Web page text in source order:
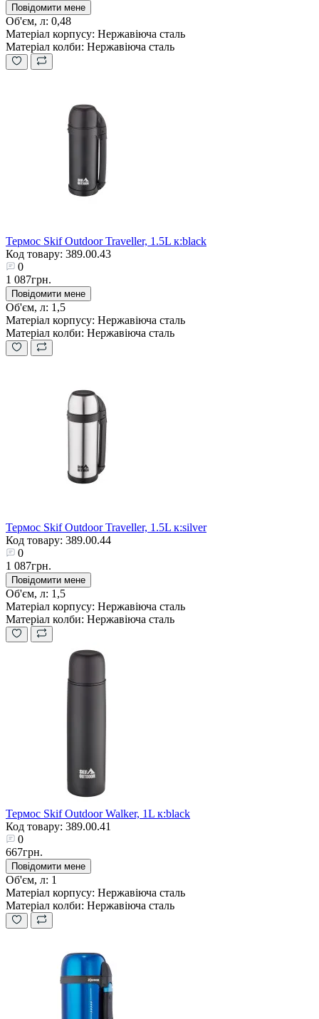
Повідомити мене
Об'єм, л: 0,48
Матеріал корпусу: Нержавіюча сталь
Матеріал колби: Нержавіюча сталь
Термос Skif Outdoor Traveller, 1.5L к:black
Код товару: 389.00.43
0
1 087грн.
Повідомити мене
Об'єм, л: 1,5
Матеріал корпусу: Нержавіюча сталь
Матеріал колби: Нержавіюча сталь
Термос Skif Outdoor Traveller, 1.5L к:silver
Код товару: 389.00.44
0
1 087грн.
Повідомити мене
Об'єм, л: 1,5
Матеріал корпусу: Нержавіюча сталь
Матеріал колби: Нержавіюча сталь
Термос Skif Outdoor Walker, 1L к:black
Код товару: 389.00.41
0
667грн.
Повідомити мене
Об'єм, л: 1
Матеріал корпусу: Нержавіюча сталь
Матеріал колби: Нержавіюча сталь